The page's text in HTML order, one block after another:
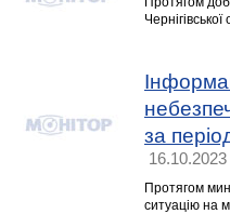
за
16.10.2023
Протягом
ситуацію на